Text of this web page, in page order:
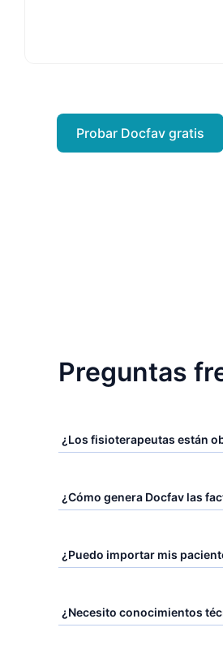
Probar Docfav gratis
Preguntas
¿Los fisioterapeutas están
¿Cómo genera Docfav las
¿Puedo importar mis
¿Necesito conocimientos